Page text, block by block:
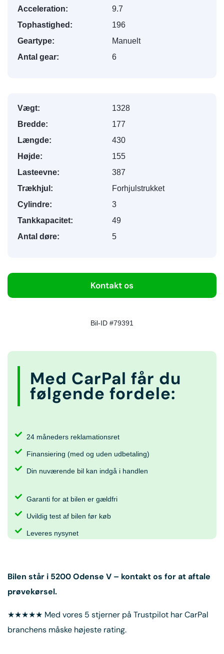
Acceleration:
9.7
Tophastighed:
196
Geartype:
Manuelt
Antal gear:
6
Vægt:
1328
Bredde:
177
Længde:
430
Højde:
155
Lasteevne:
387
Trækhjul:
Forhjulstrukket
Cylindre:
3
Tankkapacitet:
49
Antal døre:
5
Kontakt os
Bil-ID #79391
Med CarPal får du
følgende fordele:
24 måneders reklamationsret
Finansiering (med og uden udbetaling)
Din nuværende bil kan indgå i handlen
Garanti for at bilen er gældfri
Uvildig test af bilen før køb
Leveres nysynet
Bilen står i 5200 Odense V – kontakt os for at aftale
prøvekørsel.
★★★★★ Med vores 5 stjerner på Trustpilot har CarPal
branchens måske højeste rating.